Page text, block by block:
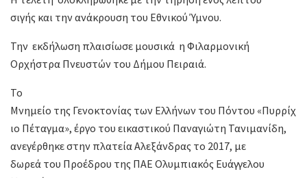
σιγής και την ανάκρουση του Εθνικού Ύμνου.
Την εκδήλωση πλαισίωσε μουσικά η Φιλαρμονική
Ορχήστρα Πνευστών του Δήμου Πειραιά.
Το
Μνημείο της Γενοκτονίας των Ελλήνων του Πόντου «Πυρρίχ
ιο Πέταγμα», έργο του εικαστικού Παναγιώτη Τανιμανίδη,
ανεγέρθηκε στην πλατεία Αλεξάνδρας το 2017, με
δωρεά του Προέδρου της ΠΑΕ Ολυμπιακός Ευάγγελου